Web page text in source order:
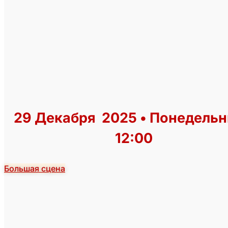
29 Декабря 2025 •
12:00
Большая сцена